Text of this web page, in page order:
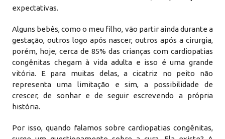
expectativas.
Alguns bebês, como o meu filho, vão partir ainda durante a
gestação, outros logo após nascer, outros após a cirurgia,
porém, hoje, cerca de 85% das crianças com cardiopatias
congênitas chegam à vida adulta e isso é uma grande
vitória. E para muitas delas, a cicatriz no peito não
representa uma limitação e sim, a possibilidade de
crescer, de sonhar e de seguir escrevendo a própria
história.
Por isso, quando falamos sobre cardiopatias congênitas,